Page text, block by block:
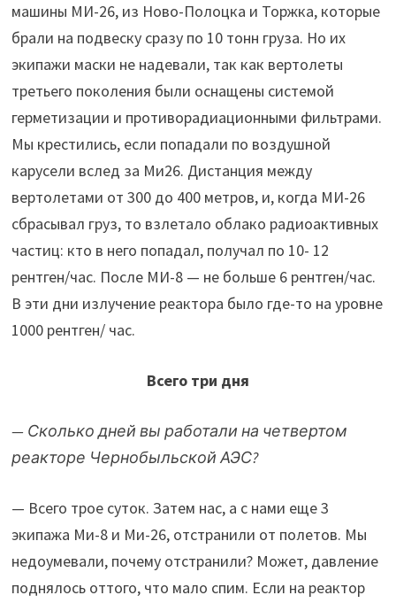
машины МИ-26, из Ново-Полоцка и Торжка, которые
брали на подвеску сразу по 10 тонн груза. Но их
экипажи маски не надевали, так как вертолеты
третьего поколения были оснащены системой
герметизации и противорадиационными фильтрами.
Мы крестились, если попадали по воздушной
карусели вслед за Ми26. Дистанция между
вертолетами от 300 до 400 метров, и, когда МИ-26
сбрасывал груз, то взлетало облако радиоактивных
частиц: кто в него попадал, получал по 10- 12
рентген/час. После МИ-8 — не больше 6 рентген/час.
В эти дни излучение реактора было где-то на уровне
1000 рентген/ час.
Всего три дня
— Сколько дней вы работали на четвертом
реакторе Чернобыльской АЭС?
— Всего трое суток. Затем нас, а с нами еще 3
экипажа Ми-8 и Ми-26, отстранили от полетов. Мы
недоумевали, почему отстранили? Может, давление
поднялось оттого, что мало спим. Если на реактор